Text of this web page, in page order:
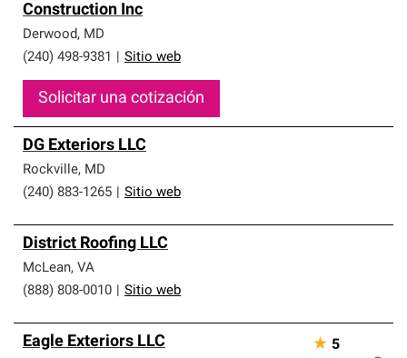
Construction Inc
Derwood, MD
(240) 498-9381
Sitio web
Solicitar una cotización
DG Exteriors LLC
Rockville, MD
(240) 883-1265
Sitio web
District Roofing LLC
McLean, VA
(888) 808-0010
Sitio web
Eagle Exteriors LLC ★ 5